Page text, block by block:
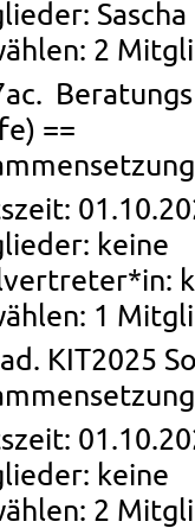
2
==
keine
1
KIT2025
keine
2